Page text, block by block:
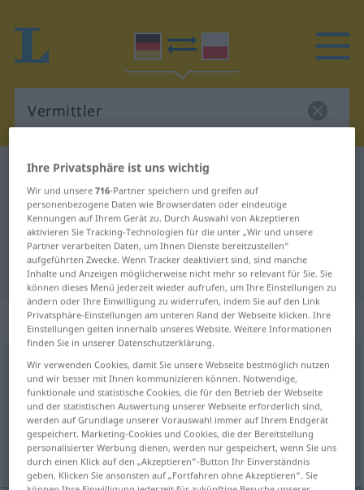
Deutsch-Polnisch Wörterbuch
Deutsch-Polnisch Übersetzung für
"Vermittler"
"Vermittler" Polnisch Übersetzung
„Vermittler“: Maskulinum
Vermittlerm,Vermittlerinf
Übersicht aller Übersetzungen
(Für mehr Details die Übersetzung anklicken/antippen)
pośrednik , mediator, rozjemca
Ihre Privatsphäre ist uns wichtig
Wir und unsere716-Partner speichern und greifen auf
personenbezogene Daten wie Browserdaten oder eindeutige
Kennungen auf Ihrem Gerät zu. Durch Auswahl von Akzeptieren
aktivieren Sie Tracking-Technologien für die unter „Wir und unsere
Partner verarbeiten Daten, um Ihnen Dienste bereitzustellen“
aufgeführten Zwecke. Wenn Tracker deaktiviert sind, sind manche
Inhalte und Anzeigen möglicherweise nicht mehr so relevant für Sie. Sie
können dieses Menü jederzeit wieder aufrufen, um Ihre Einstellungen zu
ändern oder Ihre Einwilligung zu widerrufen, indem Sie auf den Link
Privatsphäre-Einstellungen am unteren Rand der Webseite klicken. Ihre
Einstellungen gelten innerhalb unseres Website. Weitere Informationen
finden Sie in unserer Datenschutzerklärung.
Wir verwenden Cookies, damit Sie unsere Webseite bestmöglich nutzen
und wir besser mit Ihnen kommunizieren können. Notwendige,
funktionale und statistische Cookies, die für den Betrieb der Webseite
und der statistischen Auswertung unserer Webseite erforderlich sind,
werden auf Grundlage unserer Vorauswahl immer auf Ihrem Endgerät
gespeichert. Marketing-Cookies und Cookies, die der Bereitstellung
personalisierter Werbung dienen, werden nur gespeichert, wenn Sie uns
durch einen Klick auf den „Akzeptieren“-Button Ihr Einverständnis
geben. Klicken Sie ansonsten auf „Fortfahren ohne Akzeptieren“. Sie